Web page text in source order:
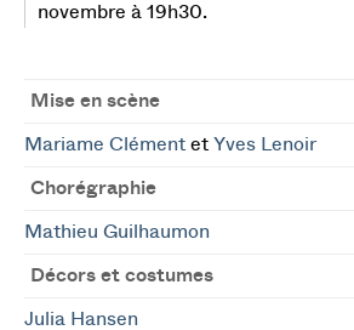
novembre à 19h30.
Mise en scène
Mariame Clément et Yves Lenoir
Chorégraphie
Mathieu Guilhaumon
Décors et costumes
Julia Hansen